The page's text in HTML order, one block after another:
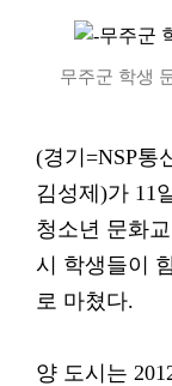
무주군 학생
(경기=NSP통
김성제)가 11
청소년 문화
시 학생들이
로 마쳤다.
양 도시는